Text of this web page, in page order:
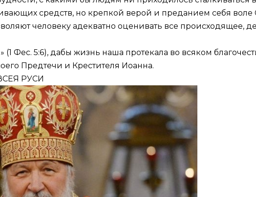
средств, но крепкой верой и преданием себя воле
человеку адекватно оценивать все происходящее,
(1 Фес. 5:6), дабы жизнь наша протекала во всяком
Предтечи и Крестителя Иоанна.
РУСИ